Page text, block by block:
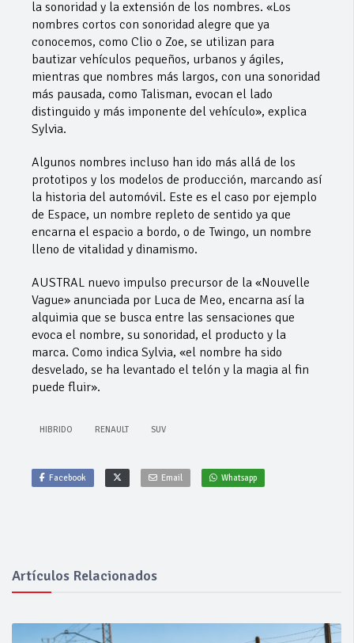
la sonoridad y la extensión de los nombres. «Los
nombres cortos con sonoridad alegre que ya
conocemos, como Clio o Zoe, se utilizan para
bautizar vehículos pequeños, urbanos y ágiles,
mientras que nombres más largos, con una sonoridad
más pausada, como Talisman, evocan el lado
distinguido y más imponente del vehículo», explica
Sylvia.
Algunos nombres incluso han ido más allá de los
prototipos y los modelos de producción, marcando así
la historia del automóvil. Este es el caso por ejemplo
de Espace, un nombre repleto de sentido ya que
encarna el espacio a bordo, o de Twingo, un nombre
lleno de vitalidad y dinamismo.
AUSTRAL nuevo impulso precursor de la «Nouvelle
Vague» anunciada por Luca de Meo, encarna así la
alquimia que se busca entre las sensaciones que
evoca el nombre, su sonoridad, el producto y la
marca. Como indica Sylvia, «el nombre ha sido
desvelado, se ha levantado el telón y la magia al fin
puede fluir».
HIBRIDO RENAULT SUV
Facebook Email Whatsapp
Artículos Relacionados